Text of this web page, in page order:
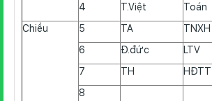
4
T.Việt Toán
Chiều
5 TA TNXH
6
Đ.đức LTV
7
TH HĐTT
8